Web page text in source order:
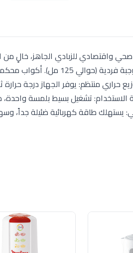
أكواب زجاجية عالية الجودة، سعة
منتظم: يوفر الجهاز درجة حرارة
الاستخدام: تشغيل بسيط بلمسة
يستهلك طاقة كهربائية ضئيلة جداً،